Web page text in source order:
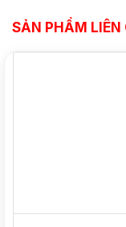
SẢN PHẨM LIÊN